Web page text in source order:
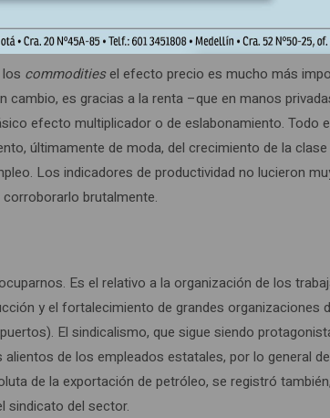
commoditiesel efecto precio es mucho más
es gracias a la renta –que en manos
efecto multiplicador o de eslabonamiento.
últimamente de moda, del crecimiento de la
Los indicadores de productividad no lucieron
brutalmente.
Es el relativo a la organización de los
y el fortalecimiento de grandes
El sindicalismo, que sigue siendo
de los empleados estatales, por lo general
de la exportación de petróleo, se registró
sindicato del sector.